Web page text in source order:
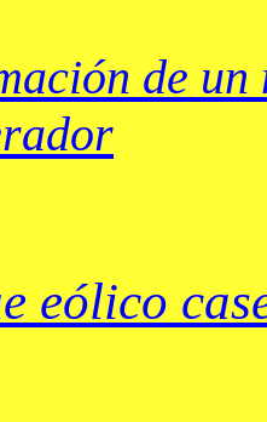
de
eólico